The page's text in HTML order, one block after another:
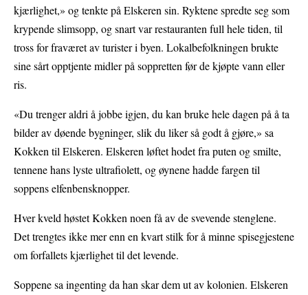
kjærlighet,» og tenkte på Elskeren sin. Ryktene spredte seg som
krypende slimsopp, og snart var restauranten full hele tiden, til
tross for fraværet av turister i byen. Lokalbefolkningen brukte
sine sårt opptjente midler på soppretten før de kjøpte vann eller
ris.
«Du trenger aldri å jobbe igjen, du kan bruke hele dagen på å ta
bilder av døende bygninger, slik du liker så godt å gjøre,» sa
Kokken til Elskeren. Elskeren løftet hodet fra puten og smilte,
tennene hans lyste ultrafiolett, og øynene hadde fargen til
soppens elfenbensknopper.
Hver kveld høstet Kokken noen få av de svevende stenglene.
Det trengtes ikke mer enn en kvart stilk for å minne spisegjestene
om forfallets kjærlighet til det levende.
Soppene sa ingenting da han skar dem ut av kolonien. Elskeren